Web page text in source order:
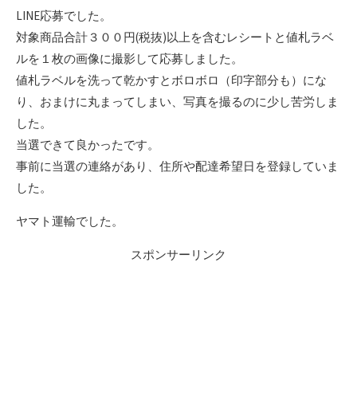
LINE応募でした。
対象商品合計３００円(税抜)以上を含むレシートと値札ラベ
ルを１枚の画像に撮影して応募しました。
値札ラベルを洗って乾かすとボロボロ（印字部分も）にな
り、おまけに丸まってしまい、写真を撮るのに少し苦労しま
した。
当選できて良かったです。
事前に当選の連絡があり、住所や配達希望日を登録していま
した。
ヤマト運輸でした。
スポンサーリンク